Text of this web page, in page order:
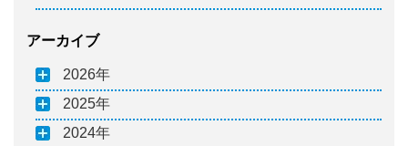
アーカイブ
2026
2025
2024